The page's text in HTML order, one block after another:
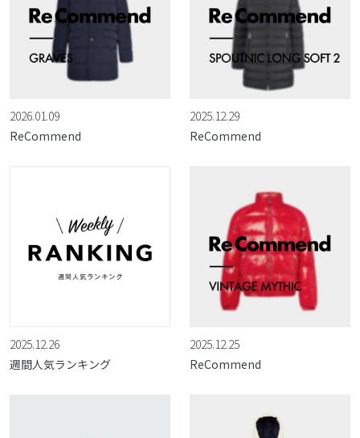
2026.01.09
ReCommend
2025.12.29
ReCommend
2025.12.26
週間人気ランキング
2025.12.25
ReCommend